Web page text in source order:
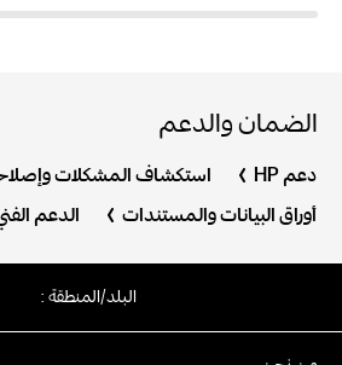
الضمان والدعم
دعم HP استكشاف المشكلات
أوراق البيانات والمستندات الدعم
البلد/المنطقة :